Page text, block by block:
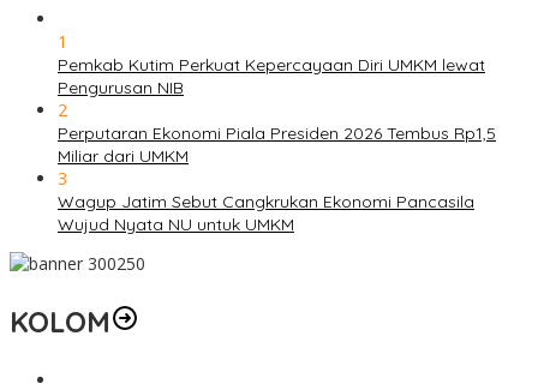
1
Pemkab Kutim Perkuat Kepercayaan Diri UMKM lewat
Pengurusan NIB
2
Perputaran Ekonomi Piala Presiden 2026 Tembus Rp1,5
Miliar dari UMKM
3
Wagup Jatim Sebut Cangkrukan Ekonomi Pancasila
Wujud Nyata NU untuk UMKM
KOLOM